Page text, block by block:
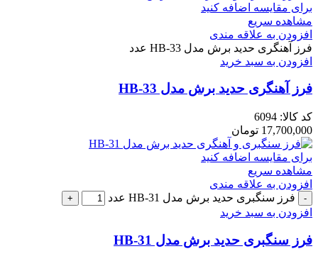
برای مقایسه اضافه کنید
مشاهده سریع
افزودن به علاقه مندی
فرز آهنگری حدید برش مدل HB-33 عدد
افزودن به سبد خرید
فرز آهنگری حدید برش مدل HB-33
کد کالا: 6094
17,700,000 تومان
برای مقایسه اضافه کنید
مشاهده سریع
افزودن به علاقه مندی
فرز سنگبری حدید برش مدل HB-31 عدد
افزودن به سبد خرید
فرز سنگبری حدید برش مدل HB-31